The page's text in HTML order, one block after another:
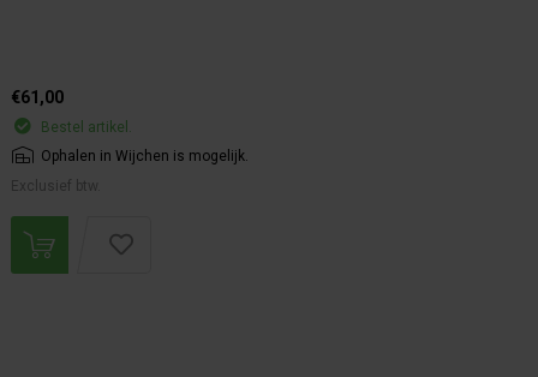
€61,00
Bestel artikel.
Ophalen in Wijchen is mogelijk.
Exclusief btw.